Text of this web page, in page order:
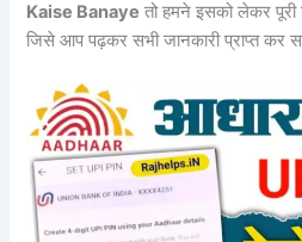
Kaise Banaye तो हमने इसको लेकर पूरी
जिसे आप पढ़कर सभी जानकारी प्राप्त कर